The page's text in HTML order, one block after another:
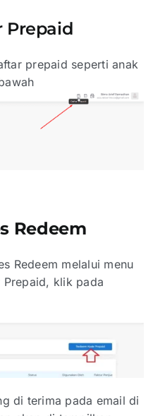
Prepaid
prepaid seperti anak
Redeem
Redeem melalui menu
Prepaid, klik pada
di terima pada email di